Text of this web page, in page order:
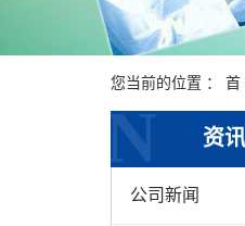
您当前的位置 ： 首
资
N
公司新闻